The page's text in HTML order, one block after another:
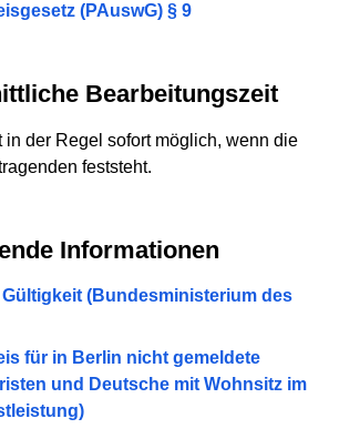
(PAuswG) § 9
Bearbeitungszeit
in der Regel sofort möglich, wenn die
feststeht.
Informationen
(Bundesministerium des
für in Berlin nicht gemeldete
und Deutsche mit Wohnsitz im